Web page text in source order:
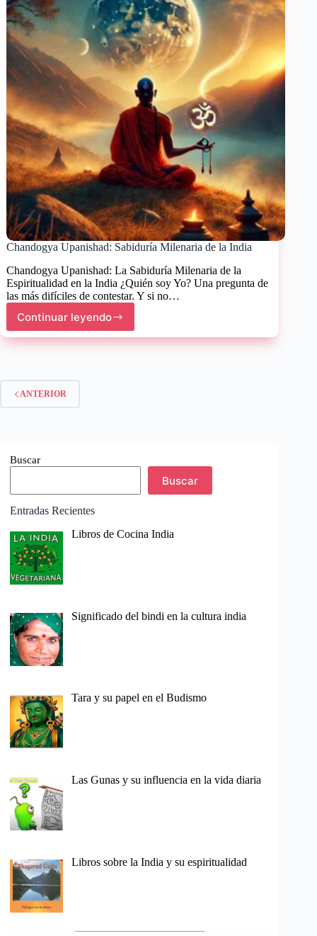
través
del
Aum
Chandogya Upanishad: Sabiduría Milenaria de la India
Chandogya Upanishad: La Sabiduría Milenaria de la
Espiritualidad en la India ¿Quién soy Yo? Una pregunta de
las más difíciles de contestar. Y si no…
Continuar leyendo
Chandogya
Upanishad:
ANTERIOR
Buscar
Buscar
Entradas Recientes
Libros de Cocina India
Significado del bindi en la cultura india
Tara y su papel en el Budismo
Las Gunas y su influencia en la vida diaria
Libros sobre la India y su espiritualidad